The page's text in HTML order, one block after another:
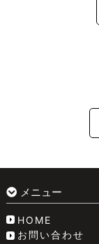
メニュー
HOME
お問い合わせ